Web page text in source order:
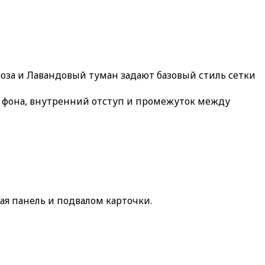
и Лавандовый туман задают базовый стиль сетки
фона, внутренний отступ и промежуток между
панель и подвалом карточки.